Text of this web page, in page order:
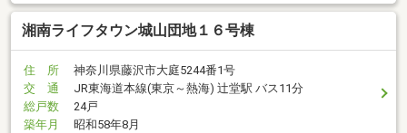
湘南ライフタウン城山団地１６号棟
住 所
神奈川県藤沢市大庭5244番1号
交 通
JR東海道本線(東京～熱海) 辻堂駅 バス11分
総戸数
24戸
築年月
昭和58年8月